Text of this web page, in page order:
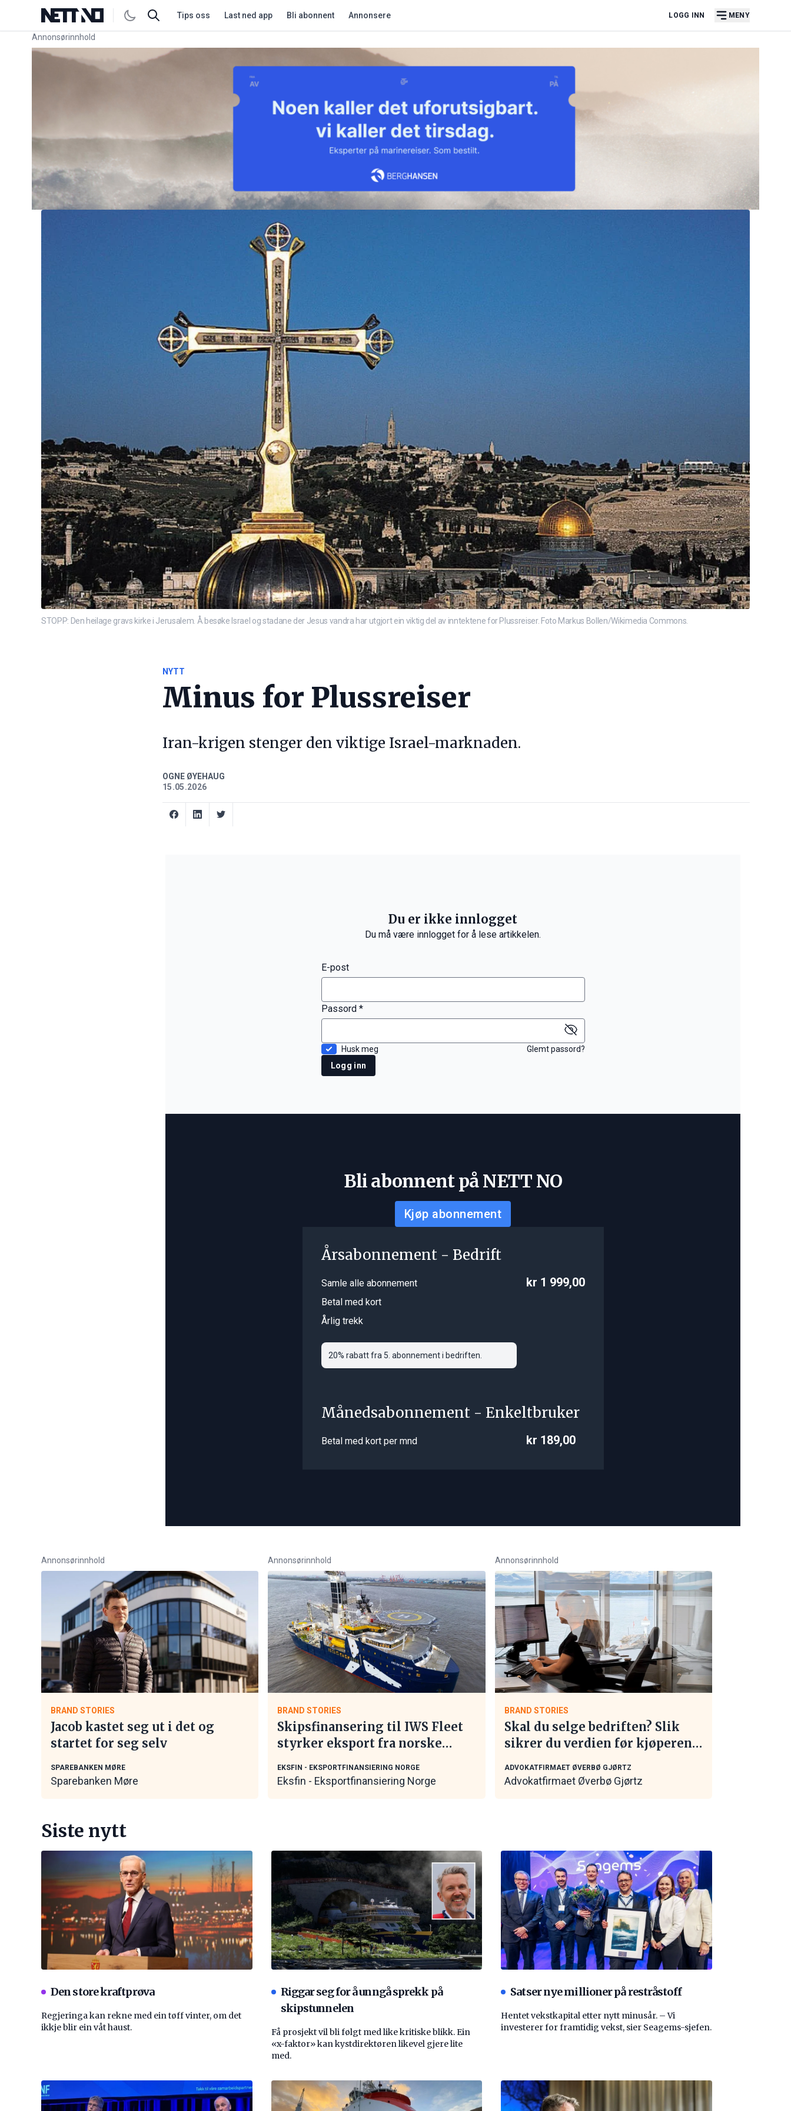
Tips oss Last ned app Bli abonnent Annonsere LOGG INN MENY
Annonsørinnhold
Link for annonse
STOPP: Den heilage gravs kirke i Jerusalem. Å besøke Israel og stadane der Jesus vandra har utgjort ein viktig del av inntektene for Plussreiser. Foto Markus Bollen/Wikimedia Commons.
NYTT
Minus for Plussreiser
Iran-krigen stenger den viktige Israel-marknaden.
OGNE ØYEHAUG
15.05.2026
Du er ikke innlogget
Du må være innlogget for å lese artikkelen.
E-post
Passord *
Husk meg
Glemt passord?
Logg inn
Bli abonnent på NETT NO
Kjøp abonnement
Årsabonnement - Bedrift
Samle alle abonnement
Betal med kort
Årlig trekk
20% rabatt fra 5. abonnement i bedriften.
kr 1 999,00
Månedsabonnement - Enkeltbruker
Betal med kort per mnd kr 189,00
Annonsørinnhold
BRAND STORIES
Jacob kastet seg ut i det og
startet for seg selv
SPAREBANKEN MØRE
Sparebanken Møre
Annonsørinnhold
BRAND STORIES
Skipsfinansering til IWS Fleet
styrker eksport fra norske
EKSFIN - EKSPORTFINANSIERING NORGE
Eksfin - Eksportfinansiering Norge
Annonsørinnhold
BRAND STORIES
Skal du selge bedriften? Slik
sikrer du verdien før kjøperen
ADVOKATFIRMAET ØVERBØ GJØRTZ
Advokatfirmaet Øverbø Gjørtz
Siste nytt
Den store kraftprøva
Regjeringa kan rekne med ein tøff vinter, om det
ikkje blir ein våt haust.
Riggar seg for å unngå sprekk på
skipstunnelen
Få prosjekt vil bli følgt med like kritiske blikk. Ein
«x-faktor» kan kystdirektøren likevel gjere lite
med.
Satser nye millioner på restråstoff
Hentet vekstkapital etter nytt minusår. – Vi
investerer for framtidig vekst, sier Seagems-sjefen.